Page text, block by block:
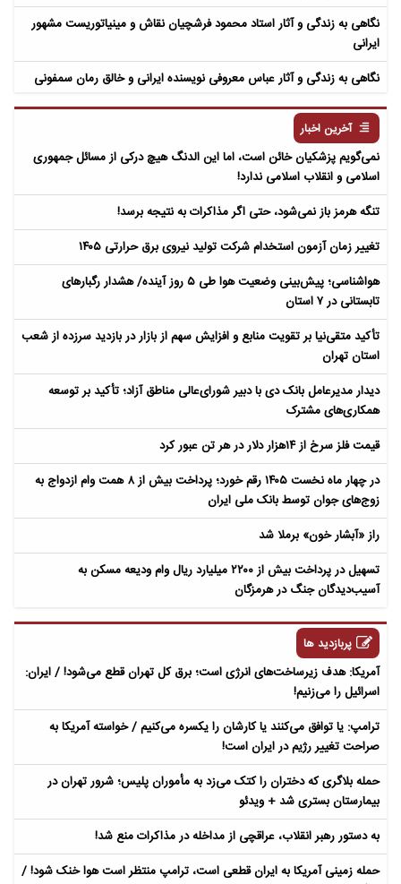
نگاهی به زندگی و آثار استاد محمود فرشچیان نقاش و مینیاتوریست مشهور
ایرانی
نگاهی به زندگی و آثار عباس معروفی نویسنده ایرانی و خالق رمان سمفونی
آخرین اخبار
نمی‌گویم پزشکیان خائن است، اما این الدنگ هیچ درکی از مسائل جمهوری
اسلامی و انقلاب اسلامی ندارد!
تنگه هرمز باز نمی‌شود، حتی اگر مذاکرات به نتیجه برسد!
تغییر زمان آزمون استخدام شرکت تولید نیروی برق حرارتی ۱۴۰۵
هواشناسی؛ پیش‌بینی وضعیت هوا طی ۵ روز آینده/ هشدار رگبارهای
تابستانی در ۷ استان
تأکید متقی‌نیا بر تقویت منابع و افزایش سهم از بازار در بازدید سرزده از شعب
استان تهران
دیدار مدیرعامل بانک دی با دبیر شورای‌عالی مناطق آزاد؛ تأکید بر توسعه
همکاری‌های مشترک
قیمت فلز سرخ از ۱۴هزار دلار در هر تن عبور کرد
در چهار ماه نخست ۱۴۰۵ رقم خورد؛ پرداخت بیش از ۸ همت وام ازدواج به
زوج‌های جوان توسط بانک ملی ایران
راز «آبشار خون» برملا شد
تسهیل در پرداخت بیش از ۲۲۰۰ میلیارد ریال وام ودیعه مسکن به
آسیب‌دیدگان جنگ در هرمزگان
پربازدید ها
آمریکا: هدف زیرساخت‌های انرژی است؛ برق کل تهران قطع می‌شود! / ایران:
اسرائیل را می‌زنیم!
ترامپ: یا توافق می‌کنند یا کارشان را یکسره می‌کنیم / خواسته آمریکا به
صراحت تغییر رژیم در ایران است!
حمله بلاگری که دختران را کتک می‌زد به مأموران پلیس؛ شرور تهران در
بیمارستان بستری شد + ویدئو
به دستور رهبر انقلاب، عراقچی از مداخله در مذاکرات منع شد!
حمله زمینی آمریکا به ایران قطعی است، ترامپ منتظر است هوا خنک شود! /